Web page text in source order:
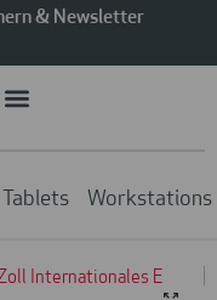
& Newsletter
Tablets Workstations